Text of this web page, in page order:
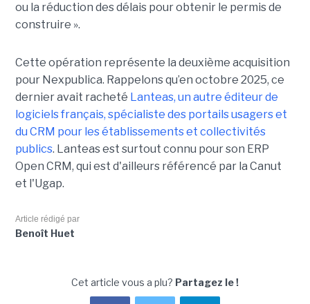
ou la réduction des délais pour obtenir le permis de
construire ».
Cette opération représente la deuxième acquisition
pour Nexpublica. Rappelons qu’en octobre 2025, ce
dernier avait racheté Lanteas, un autre éditeur de
logiciels français, spécialiste des portails usagers et
du CRM pour les établissements et collectivités
publics. Lanteas est surtout connu pour son ERP
Open CRM, qui est d'ailleurs référencé par la Canut
et l'Ugap.
Article rédigé par
Benoît Huet
Cet article vous a plu? Partagez le !